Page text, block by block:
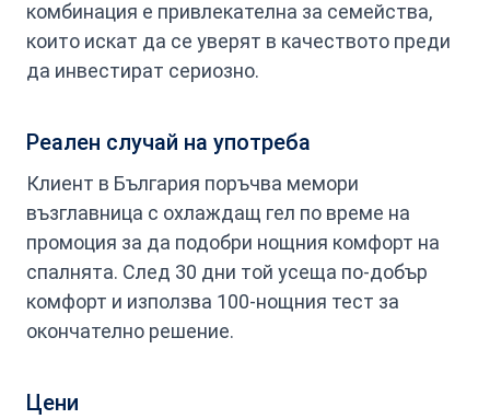
комбинация е привлекателна за семейства,
които искат да се уверят в качеството преди
да инвестират сериозно.
Реален случай на употреба
Клиент в България поръчва мемори
възглавница с охлаждащ гел по време на
промоция за да подобри нощния комфорт на
спалнята. След 30 дни той усеща по-добър
комфорт и използва 100-нощния тест за
окончателно решение.
Цени